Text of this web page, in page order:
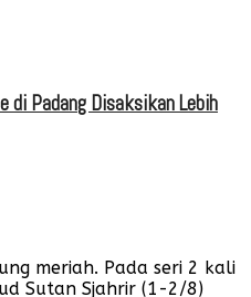
di Padang Disaksikan Lebih
meriah. Pada seri 2 kali
Sutan Sjahrir (1-2/8)